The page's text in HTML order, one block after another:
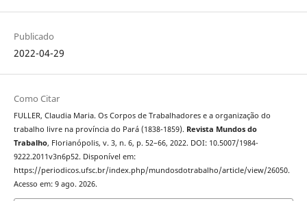
Publicado
2022-04-29
Como Citar
FULLER, Claudia Maria. Os Corpos de Trabalhadores e a organização do
trabalho livre na província do Pará (1838-1859). Revista Mundos do
Trabalho, Florianópolis, v. 3, n. 6, p. 52–66, 2022. DOI: 10.5007/1984-
9222.2011v3n6p52. Disponível em:
https://periodicos.ufsc.br/index.php/mundosdotrabalho/article/view/26050.
Acesso em: 9 ago. 2026.